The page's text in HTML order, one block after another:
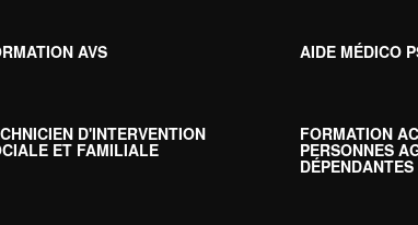
AVS AIDE MÉDICO
D'INTERVENTION
ET FAMILIALE
FORMATION
PERSONNES
DÉPENDANTES